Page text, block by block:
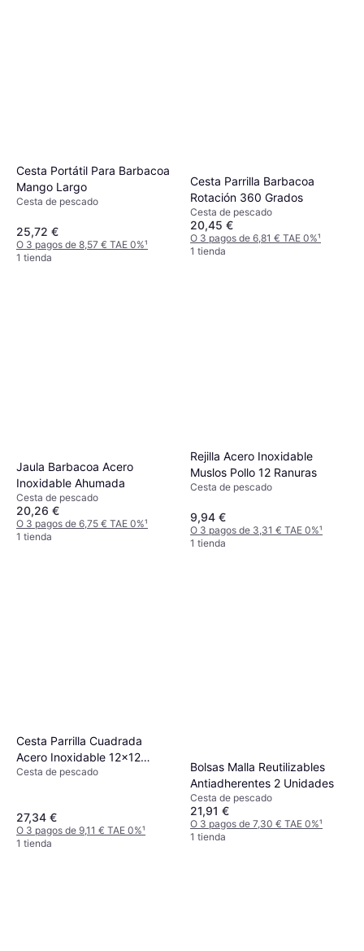
Cesta Portátil Para Barbacoa
Mango Largo
Cesta de pescado
25,72 €
O 3 pagos de 8,57 € TAE 0%¹
1 tienda
Cesta Parrilla Barbacoa
Rotación 360 Grados
Cesta de pescado
20,45 €
O 3 pagos de 6,81 € TAE 0%¹
1 tienda
Jaula Barbacoa Acero
Inoxidable Ahumada
Cesta de pescado
20,26 €
O 3 pagos de 6,75 € TAE 0%¹
1 tienda
Rejilla Acero Inoxidable
Muslos Pollo 12 Ranuras
Cesta de pescado
9,94 €
O 3 pagos de 3,31 € TAE 0%¹
1 tienda
Cesta Parrilla Cuadrada
Acero Inoxidable 12x12
Pulgadas
Cesta de pescado
27,34 €
O 3 pagos de 9,11 € TAE 0%¹
1 tienda
Bolsas Malla Reutilizables
Antiadherentes 2 Unidades
Cesta de pescado
21,91 €
O 3 pagos de 7,30 € TAE 0%¹
1 tienda